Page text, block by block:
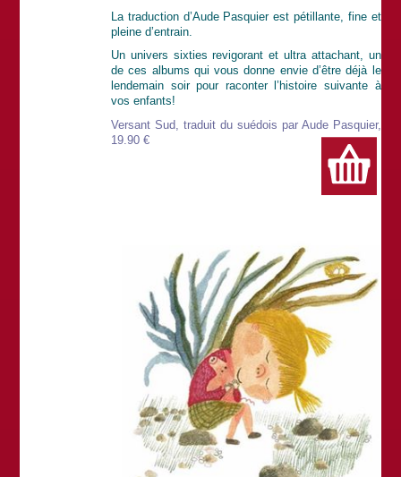
La traduction d’Aude Pasquier est pétillante, fine et
pleine d’entrain.
Un univers sixties revigorant et ultra attachant, un
de ces albums qui vous donne envie d’être déjà le
lendemain soir pour raconter l’histoire suivante à
vos enfants!
Versant Sud, traduit du suédois par Aude Pasquier,
19.90 €